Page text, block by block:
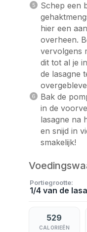
Schep een
hier een
overheen.
vervolgens
dit tot al je
de lasagne
Bak de
in de
lasagne na
en snijd in
smakelijk!
Portiegrootte
1/4 van de
529
CALORIEËN